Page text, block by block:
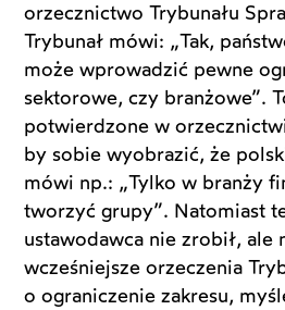
orzecznictwo Trybunału
Trybunał mówi: „Tak,
może wprowadzić pewne
sektorowe, czy branżowe”.
potwierdzone w
by sobie wyobrazić, że
mówi np.: „Tylko w branży
tworzyć grupy”. Natomiast
ustawodawca nie zrobił, ale
wcześniejsze orzeczenia
o ograniczenie zakresu,